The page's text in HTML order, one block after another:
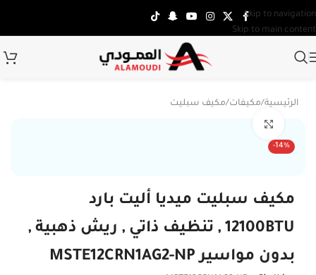
Skip to navigation
Skip to main content
الرئيسية/مكيفات/مكيف سبليت
-14%
مكيف سبليت ميديا أليت بارد
12100BTU , تنظيف ذاتي , ريش ذهبية ,
بدون مواسير MSTE12CRN1AG2-NP